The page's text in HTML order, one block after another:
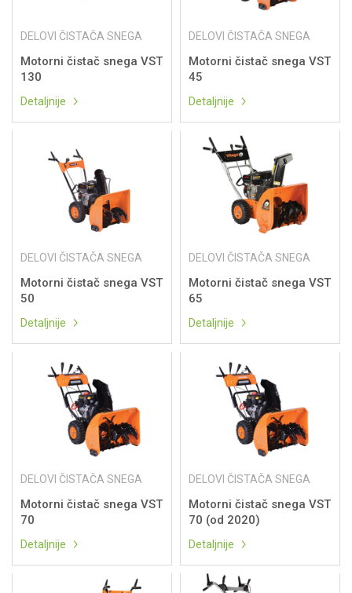
DELOVI ČISTAČA SNEGA
Motorni čistač snega VST
130
Detaljnije
DELOVI ČISTAČA SNEGA
Motorni čistač snega VST
45
Detaljnije
DELOVI ČISTAČA SNEGA
Motorni čistač snega VST
50
Detaljnije
DELOVI ČISTAČA SNEGA
Motorni čistač snega VST
65
Detaljnije
DELOVI ČISTAČA SNEGA
Motorni čistač snega VST
70
Detaljnije
DELOVI ČISTAČA SNEGA
Motorni čistač snega VST
70 (od 2020)
Detaljnije